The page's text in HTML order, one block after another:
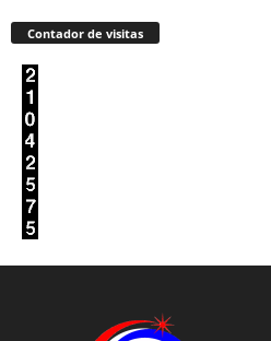
Contador de visitas